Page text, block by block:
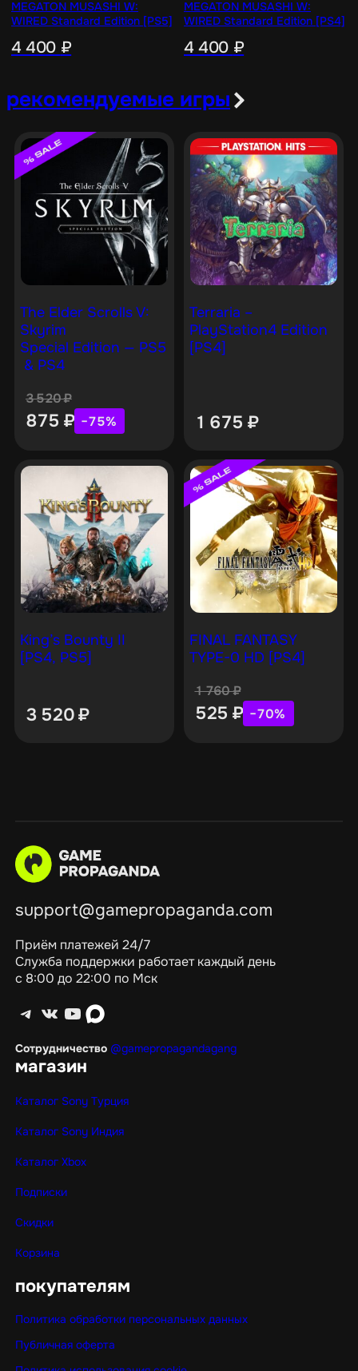
MEGATON MUSASHI W:
WIRED Standard Edition [PS5]
4 400 ₽
MEGATON MUSASHI W:
WIRED Standard Edition [PS4]
4 400 ₽
рекомендуемые игры
The Elder Scrolls V:
Skyrim
Special Edition — PS5
& PS4
3 520₽
875 ₽ −75%
Terraria –
PlayStation4 Edition
[PS4]
1 675 ₽
King’s Bounty II
[PS4, PS5]
3 520₽
FINAL FANTASY
TYPE-0 HD [PS4]
1 760₽
525 ₽ −70%
support@gamepropaganda.com
Приём платежей 24/7
Служба поддержки работает каждый день
с 8:00 до 22:00 по Мск
Telegram ВКонтакте YouTube max
Сотрудничество @gamepropagandagang
магазин
Каталог Sony Турция
Каталог Sony Индия
Каталог Xbox
Подписки
Скидки
Корзина
покупателям
Политика обработки персональных данных
Публичная оферта